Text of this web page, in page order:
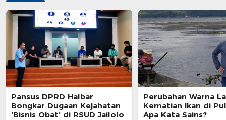
Pansus DPRD Halbar
Bongkar Dugaan Kejahatan
‘Bisnis Obat’ di RSUD Jailolo
Perubahan Warna
Kematian Ikan di
Apa Kata Sains?